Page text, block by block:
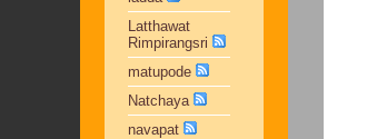
Latthawat
Rimpirangsri
matupode
Natchaya
navapat